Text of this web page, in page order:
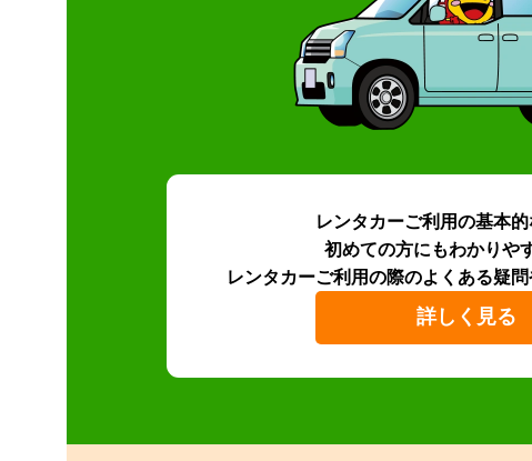
レンタカーご利用の基本
初めての方にもわかりや
レンタカーご利用の際のよくある疑問
詳しく見る